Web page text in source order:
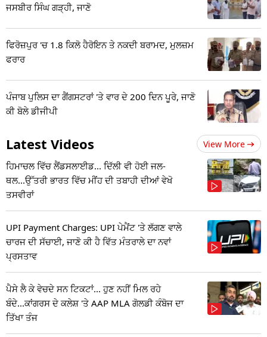
ਜਸਬੀਰ ਸਿੰਘ ਗੜ੍ਹੀ, ਜਾਣੋ
ਫਿਰੋਜ਼ਪੁਰ 'ਚ 1.8 ਕਿਲੋ ਹੈਰੋਇਨ ਤੇ ਨਕਦੀ ਬਰਾਮਦ, ਮੁਲਜ਼ਮ
ਫਰਾਰ
ਪੰਜਾਬ ਪੁਲਿਸ ਦਾ ਗੈਂਗਸਟਰਾਂ 'ਤੇ ਵਾਰ ਦੇ 200 ਦਿਨ ਪੂਰੇ, ਜਾਣੋ
ਕੀ ਬੋਲੇ ਡੀਜੀਪੀ
Latest Videos View More
ਹਿਮਾਚਲ ਵਿੱਚ ਲੈਂਡਸਲਾਈਡ... ਦਿੱਲੀ ਵੀ ਹੋਈ ਜਲ-
ਥਲ...ਉੱਤਰੀ ਭਾਰਤ ਵਿੱਚ ਮੀਂਹ ਦੀ ਤਬਾਹੀ ਦੀਆਂ ਵੇਖੋ
ਤਸਵੀਰਾਂ
UPI Payment Charges: UPI ਪੇਮੈਂਟ 'ਤੇ ਲੱਗਣ ਵਾਲੇ
ਚਾਰਜ ਦੀ ਸੱਚਾਈ, ਜਾਣੋ ਕੀ ਹੈ ਵਿੱਤ ਮੰਤਰਾਲੇ ਦਾ ਨਵਾਂ
ਪ੍ਰਸਤਾਵ
ਪੈਸੇ ਲੈ ਕੇ ਵੇਚਦੇ ਸਨ ਟਿਕਟਾਂ... ਹੁਣ ਨਹੀਂ ਮਿਲ ਰਹੇ
ਬੰਦੇ...ਕਾਂਗਰਸ ਦੇ ਕਲੇਸ਼ 'ਤੇ AAP MLA ਗੋਲਡੀ ਕੰਬੋਜ ਦਾ
ਤਿੱਖਾ ਤੰਜ